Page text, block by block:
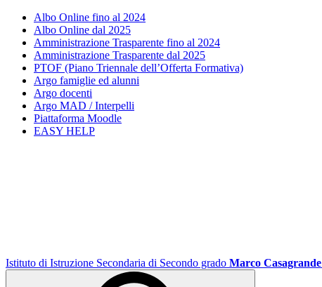
Albo Online fino al 2024
Albo Online dal 2025
Amministrazione Trasparente fino al 2024
Amministrazione Trasparente dal 2025
PTOF (Piano Triennale dell’Offerta Formativa)
Argo famiglie ed alunni
Argo docenti
Argo MAD / Interpelli
Piattaforma Moodle
EASY HELP
Istituto di Istruzione Secondaria di Secondo grado Marco Casagrande